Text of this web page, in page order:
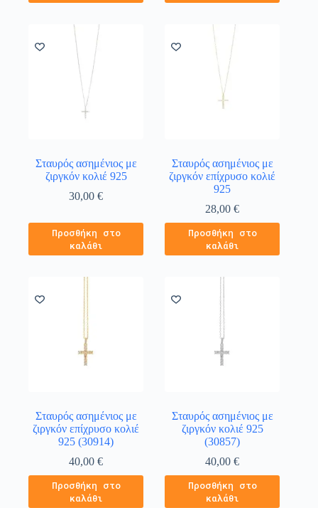
Σταυρός ασημένιος με
ζιργκόν κολιέ 925
30,00€
Προσθήκη στο
καλάθι
Σταυρός ασημένιος με
ζιργκόν επίχρυσο κολιέ
925
28,00€
Προσθήκη στο
καλάθι
Σταυρός ασημένιος με
ζιργκόν επίχρυσο κολιέ
925 (30914)
40,00€
Προσθήκη στο
καλάθι
Σταυρός ασημένιος με
ζιργκόν κολιέ 925
(30857)
40,00€
Προσθήκη στο
καλάθι